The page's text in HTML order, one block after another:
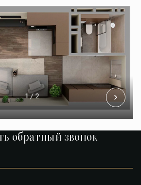
1 / 2
обратный звонок